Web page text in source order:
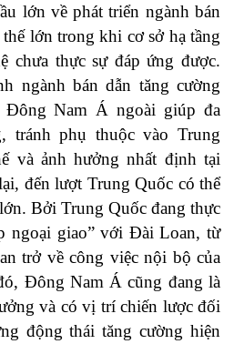
lớn về phát triển ngành bán
lớn trong khi cơ sở hạ tầng
chưa thực sự đáp ứng được.
ngành bán dẫn tăng cường
Đông Nam Á ngoài giúp đa
tránh phụ thuộc vào Trung
và ảnh hưởng nhất định tại
đến lượt Trung Quốc có thể
Bởi Trung Quốc đang thực
ngoại giao” với Đài Loan, từ
trở về công việc nội bộ của
Đông Nam Á cũng đang là
và có vị trí chiến lược đối
động thái tăng cường hiện